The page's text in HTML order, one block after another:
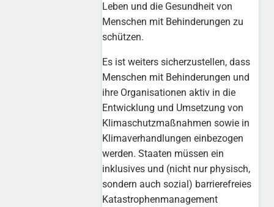
Leben und die Gesundheit von
Menschen mit Behinderungen zu
schützen.
Es ist weiters sicherzustellen, dass
Menschen mit Behinderungen und
ihre Organisationen aktiv in die
Entwicklung und Umsetzung von
Klimaschutzmaßnahmen sowie in
Klimaverhandlungen einbezogen
werden. Staaten müssen ein
inklusives und (nicht nur physisch,
sondern auch sozial) barrierefreies
Katastrophenmanagement